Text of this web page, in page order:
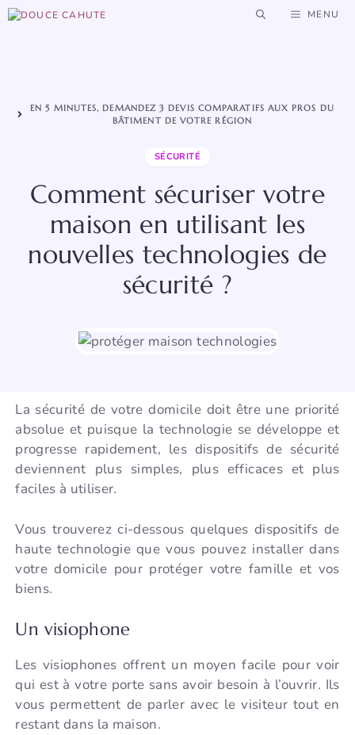
Aller
MENU
EN 5 MINUTES, DEMANDEZ 3 DEVIS COMPARATIFS AUX PROS DU
BÂTIMENT DE VOTRE RÉGION
SÉCURITÉ
Comment sécuriser votre
maison en utilisant les
nouvelles technologies de
sécurité ?
La sécurité de votre domicile doit être une priorité
absolue et puisque la technologie se développe et
progresse rapidement, les dispositifs de sécurité
deviennent plus simples, plus efficaces et plus
faciles à utiliser.
Vous trouverez ci-dessous quelques dispositifs de
haute technologie que vous pouvez installer dans
votre domicile pour protéger votre famille et vos
biens.
Un visiophone
Les visiophones offrent un moyen facile pour voir
qui est à votre porte sans avoir besoin à l’ouvrir. Ils
vous permettent de parler avec le visiteur tout en
restant dans la maison.